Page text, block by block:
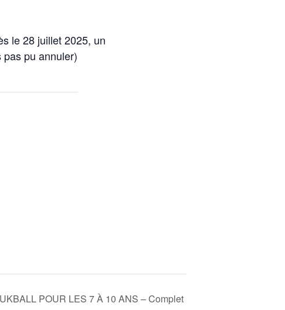
le 28 juillet 2025, un
pas pu annuler)
POUR LES 7 À 10 ANS – Complet